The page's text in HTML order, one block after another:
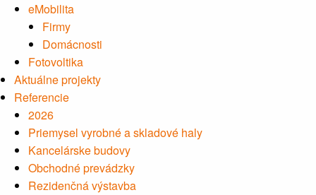
eMobilita
Firmy
Domácnosti
Fotovoltika
Aktuálne projekty
Referencie
2026
Priemysel vyrobné a skladové haly
Kancelárske budovy
Obchodné prevádzky
Rezidenčná výstavba